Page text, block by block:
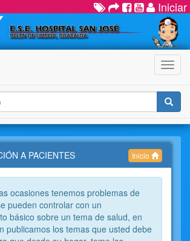
Iniciar
Menú
A PACIENTES Inicio
ocasiones tenemos problemas de
pueden controlar con un
básico sobre un tema de salud, en
publicamos los temas que usted debe